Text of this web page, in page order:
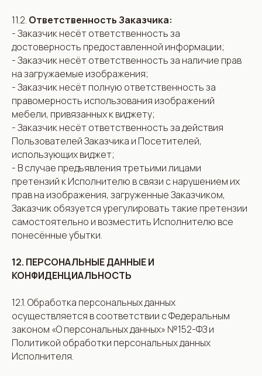
11.2. Ответственность Заказчика:
- Заказчик несёт ответственность за
достоверность предоставленной информации;
- Заказчик несёт ответственность за наличие прав
на загружаемые изображения;
- Заказчик несёт полную ответственность за
правомерность использования изображений
мебели, привязанных к виджету;
- Заказчик несёт ответственность за действия
Пользователей Заказчика и Посетителей,
использующих виджет;
- В случае предъявления третьими лицами
претензий к Исполнителю в связи с нарушением их
прав на изображения, загруженные Заказчиком,
Заказчик обязуется урегулировать такие претензии
самостоятельно и возместить Исполнителю все
понесённые убытки.
12. ПЕРСОНАЛЬНЫЕ ДАННЫЕ И
КОНФИДЕНЦИАЛЬНОСТЬ
12.1. Обработка персональных данных
осуществляется в соответствии с Федеральным
законом «О персональных данных» №152-ФЗ и
Политикой обработки персональных данных
Исполнителя.